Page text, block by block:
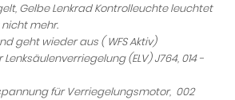
Gelbe Lenkrad Kontrolleuchte leuchtet
mehr.
geht wieder aus ( WFS Aktiv)
(ELV) J764, 014 -
für Verriegelungsmotor, 002